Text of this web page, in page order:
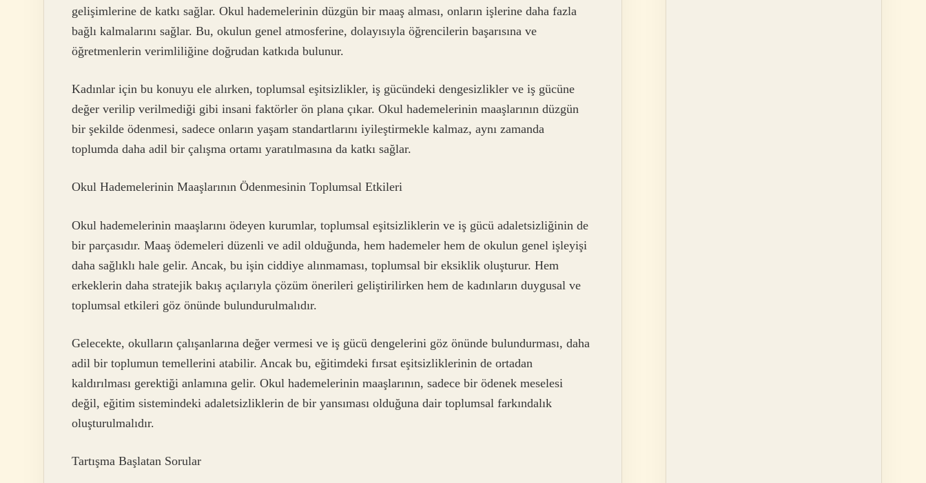
gelişimlerine de katkı sağlar. Okul hademelerinin düzgün bir maaş alması, onların işlerine daha fazla
bağlı kalmalarını sağlar. Bu, okulun genel atmosferine, dolayısıyla öğrencilerin başarısına ve
öğretmenlerin verimliliğine doğrudan katkıda bulunur.
Kadınlar için bu konuyu ele alırken, toplumsal eşitsizlikler, iş gücündeki dengesizlikler ve iş gücüne
değer verilip verilmediği gibi insani faktörler ön plana çıkar. Okul hademelerinin maaşlarının düzgün
bir şekilde ödenmesi, sadece onların yaşam standartlarını iyileştirmekle kalmaz, aynı zamanda
toplumda daha adil bir çalışma ortamı yaratılmasına da katkı sağlar.
Okul Hademelerinin Maaşlarının Ödenmesinin Toplumsal Etkileri
Okul hademelerinin maaşlarını ödeyen kurumlar, toplumsal eşitsizliklerin ve iş gücü adaletsizliğinin de
bir parçasıdır. Maaş ödemeleri düzenli ve adil olduğunda, hem hademeler hem de okulun genel işleyişi
daha sağlıklı hale gelir. Ancak, bu işin ciddiye alınmaması, toplumsal bir eksiklik oluşturur. Hem
erkeklerin daha stratejik bakış açılarıyla çözüm önerileri geliştirilirken hem de kadınların duygusal ve
toplumsal etkileri göz önünde bulundurulmalıdır.
Gelecekte, okulların çalışanlarına değer vermesi ve iş gücü dengelerini göz önünde bulundurması, daha
adil bir toplumun temellerini atabilir. Ancak bu, eğitimdeki fırsat eşitsizliklerinin de ortadan
kaldırılması gerektiği anlamına gelir. Okul hademelerinin maaşlarının, sadece bir ödenek meselesi
değil, eğitim sistemindeki adaletsizliklerin de bir yansıması olduğuna dair toplumsal farkındalık
oluşturulmalıdır.
Tartışma Başlatan Sorular